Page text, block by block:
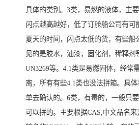
具体的类别。3类，易燃的液体，主要
闪点越高越好，低了订舱船公司有可
夏天的时间，闪点太低的货，有些船
见的是胶水，油漆，固化剂，稀释剂
UN3269等。4.1类是易燃固体，经常
离，所有有些4.1类也没法拼箱。具
单去确认的。6类，有毒的，一般只
可以拼的。主要根据CAS,中文品名